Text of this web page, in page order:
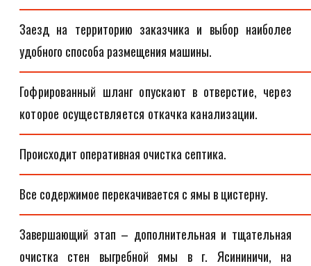
Заезд на территорию заказчика и выбор наиболее
удобного способа размещения машины.
Гофрированный шланг опускают в отверстие, через
которое осуществляется откачка канализации.
Происходит оперативная очистка септика.
Все содержимое перекачивается с ямы в цистерну.
Завершающий этап – дополнительная и тщательная
очистка стен выгребной ямы в г. Ясининичи, на